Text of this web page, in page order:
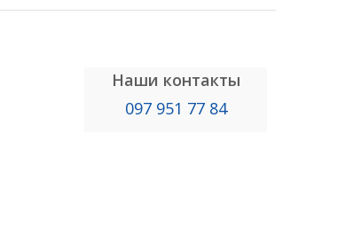
Наши контакты
097 951 77 84